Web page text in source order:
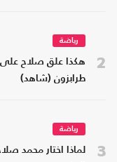
2
رياضة
هكذا علق صلاح على
طرابزون (شاهد)
3
رياضة